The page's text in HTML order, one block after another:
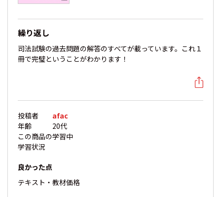
繰り返し
司法試験の過去問題の解答のすべてが載っています。これ１
冊で完璧ということがわかります！
投稿者
afac
年齢
20代
この商品の
学習状況
学習中
良かった点
テキスト・教材価格